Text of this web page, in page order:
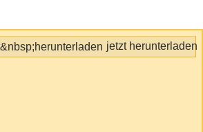
jetzt herunterladen